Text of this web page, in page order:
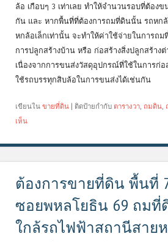
ล้อ เกือบๆ 3 เท่าเลย ทำให้จำนวนรอบที่ต้อง
กัน และ หากพื้นที่ที่ต้องการถมที่ดินนั้น รถหกล้
หกล้อเล็กเท่านั้น จะทำให้ค่าใช้จ่ายในการถ
การปลูกสร้างบ้าน หรือ ก่อสร้างสิ่งปลูกสร้าง
เนื่องจากการขนส่งวัสดุอุปกรณ์ที่ใช้ในการก่
ใช้รถบรรทุกสิบล้อในการขนส่งได้เช่นกัน
เขียนใน ขายที่ดิน ติดป้ายกำกับ ตารางวา, ถมดิน,
เห็น
ต้องการขายที่ดิน พื้นที่
ซอยพหลโยธิน 69 ถมที่
ใกล้รถไฟฟ้าสถานีสาย